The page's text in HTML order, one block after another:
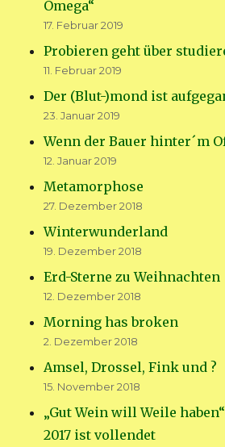
Omega“
17. Februar 2019
Probieren geht über
11. Februar 2019
Der (Blut-)mond ist
23. Januar 2019
Wenn der Bauer hinter´m
12. Januar 2019
Metamorphose
27. Dezember 2018
Winterwunderland
19. Dezember 2018
Erd-Sterne zu Weihnachten
12. Dezember 2018
Morning has broken
2. Dezember 2018
Amsel, Drossel, Fink und ?
15. November 2018
„Gut Wein will Weile
2017 ist vollendet